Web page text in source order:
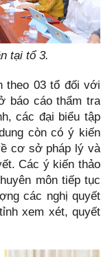
tại tổ 3.
theo 03 tổ đối với
báo cáo thẩm tra
các đại biểu tập
còn có ý kiến
cơ sở pháp lý và
Các ý kiến thảo
môn tiếp tục
các nghị quyết
xem xét, quyết